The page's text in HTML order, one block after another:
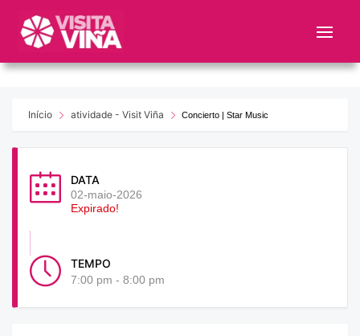
este
web
sistemaInício atividade - Visit Viña Concierto | Star Music
DATA
02-maio-2026
Expirado!
TEMPO
7:00 pm - 8:00 pm